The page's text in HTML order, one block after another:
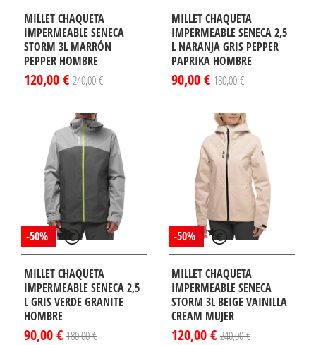
MILLET CHAQUETA
IMPERMEABLE SENECA
STORM 3L MARRÓN
PEPPER HOMBRE
120,00 € 240,00 €
MILLET CHAQUETA
IMPERMEABLE SENECA 2,5
L NARANJA GRIS PEPPER
PAPRIKA HOMBRE
90,00 € 180,00 €
-50%
MILLET CHAQUETA
IMPERMEABLE SENECA 2,5
L GRIS VERDE GRANITE
HOMBRE
90,00 € 180,00 €
-50%
MILLET CHAQUETA
IMPERMEABLE SENECA
STORM 3L BEIGE VAINILLA
CREAM MUJER
120,00 € 240,00 €